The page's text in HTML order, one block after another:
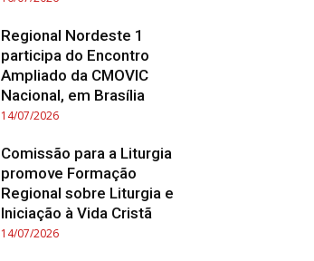
Regional Nordeste 1
participa do Encontro
Ampliado da CMOVIC
Nacional, em Brasília
14/07/2026
Comissão para a Liturgia
promove Formação
Regional sobre Liturgia e
Iniciação à Vida Cristã
14/07/2026